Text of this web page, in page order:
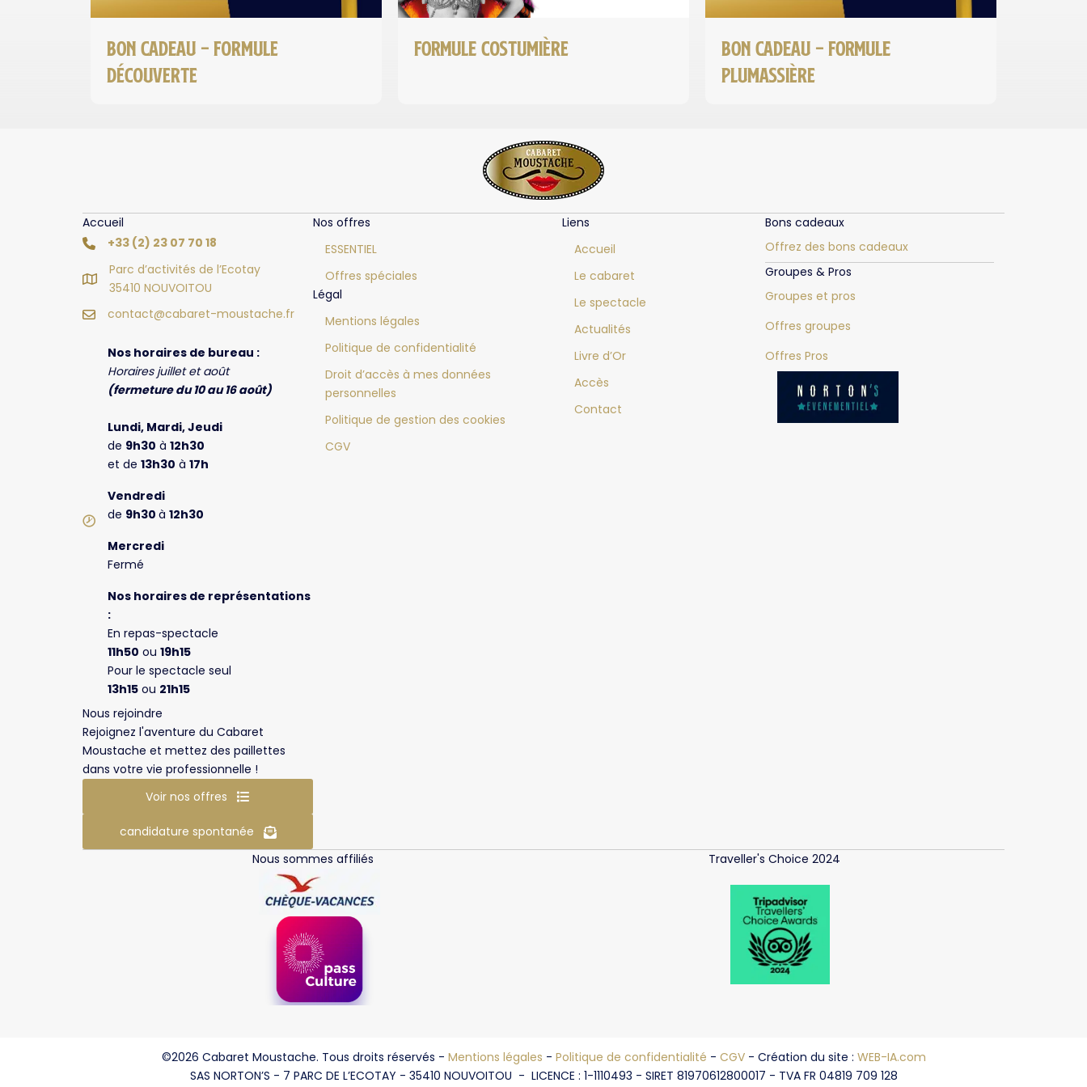
Bon cadeau – FORMULE
DÉCOUVERTE
Formule COSTUMIÈRE
Bon cadeau – Formule
PLUMASSIÈRE
Accueil
+33 (2) 23 07 70 18
Parc d’activités de l’Ecotay
35410 NOUVOITOU
contact@cabaret-moustache.fr
Nos horaires de bureau :
Horaires juillet et août
(fermeture du 10 au 16 août)
Lundi, Mardi, Jeudi
de 9h30 à 12h30
et de 13h30 à 17h
Vendredi
de 9h30 à 12h30
Mercredi
Fermé
Nos horaires de représentations
:
En repas-spectacle
11h50 ou 19h15
Pour le spectacle seul
13h15 ou 21h15
Nous rejoindre
Rejoignez l'aventure du Cabaret
Moustache et mettez des paillettes
dans votre vie professionnelle !
Voir nos offres
candidature spontanée
Nos offres
ESSENTIEL
Offres spéciales
Légal
Mentions légales
Politique de confidentialité
Droit d’accès à mes données
personnelles
Politique de gestion des cookies
CGV
Liens
Accueil
Le cabaret
Le spectacle
Actualités
Livre d’Or
Accès
Contact
Bons cadeaux
Offrez des bons cadeaux
Groupes & Pros
Groupes et pros
Offres groupes
Offres Pros
Nous sommes affiliés Traveller's Choice 2024
©2026 Cabaret Moustache. Tous droits réservés - Mentions légales - Politique de confidentialité - CGV- Création du site : WEB-IA.com
SAS NORTON’S - 7 PARC DE L’ECOTAY - 35410 NOUVOITOU - LICENCE : 1-1110493 - SIRET 81970612800017 - TVA FR 04819 709 128